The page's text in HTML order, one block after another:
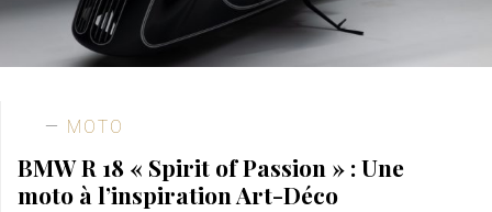
MOTO
BMW R 18 « Spirit of Passion » : Une
moto à l’inspiration Art-Déco